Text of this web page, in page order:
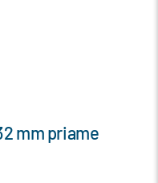
mm priame